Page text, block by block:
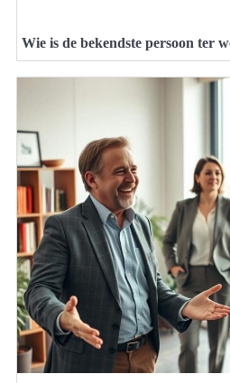
Wie is de bekendste persoon ter